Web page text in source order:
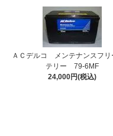
ＡＣデルコ メンテナンスフリ
テリー 79-6MF
24,000円(税込)